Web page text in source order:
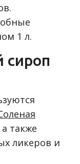
1 л.
сироп
а также
ликеров и